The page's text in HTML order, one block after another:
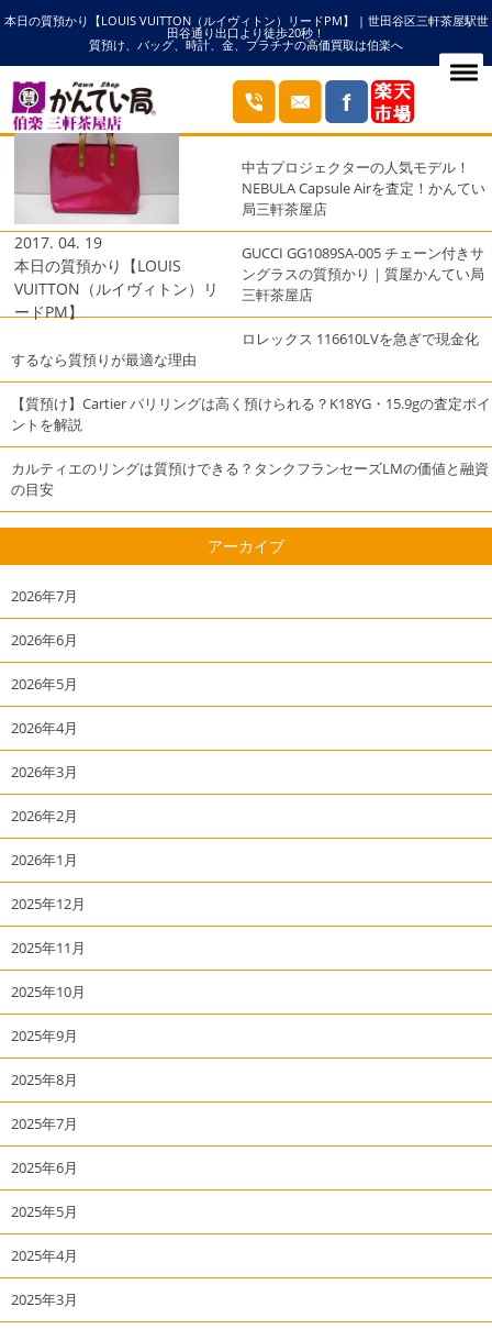
本日の質預かり【LOUIS VUITTON（ルイヴィトン）リードPM】 | 世田谷区三軒茶屋駅世
田谷通り出口より徒歩20秒！
質預け、バッグ、時計、金、プラチナの高価買取は伯楽へ
HOME M91221の記事一覧
ブログ
2017. 04. 19
本日の質預かり【LOUIS
VUITTON（ルイヴィトン）リ
ードPM】
最近の投稿
中古プロジェクターの人気モデル！
NEBULA Capsule Airを査定！かんてい
局三軒茶屋店
GUCCI GG1089SA-005 チェーン付きサ
ングラスの質預かり｜質屋かんてい局
三軒茶屋店
ロレックス 116610LVを急ぎで現金化
するなら質預りが最適な理由
【質預け】Cartier パリリングは高く預けられる？K18YG・15.9gの査定ポイ
ントを解説
カルティエのリングは質預けできる？タンクフランセーズLMの価値と融資
の目安
アーカイブ
2026年7月
2026年6月
2026年5月
2026年4月
2026年3月
2026年2月
2026年1月
2025年12月
2025年11月
2025年10月
2025年9月
2025年8月
2025年7月
2025年6月
2025年5月
2025年4月
2025年3月